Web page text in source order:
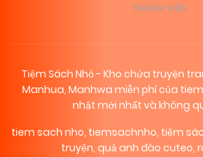
19/05/2026
Chapter 20 (VIP)
THÀNH VIÊN
Tiệm Sách Nhỏ - Kho chứa truyện
Manhua, Manhwa miễn phí của
nhật mới nhất và không
tiem sach nho, tiemsachnho, tiệm
truyện, quả anh đào cuteo,